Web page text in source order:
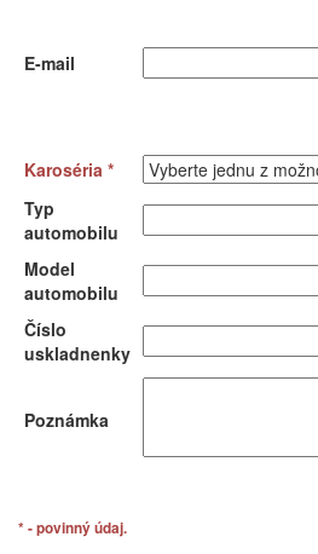
E-mail
Karoséria *
Typ
automobilu
Model
automobilu
Číslo
uskladnenky
Poznámka
* - povinný údaj.